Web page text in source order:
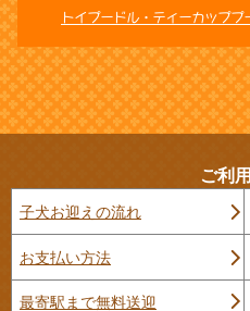
トイプードル・ティーカップ
ご利
子犬お迎えの流れ
お支払い方法
最寄駅まで無料送迎